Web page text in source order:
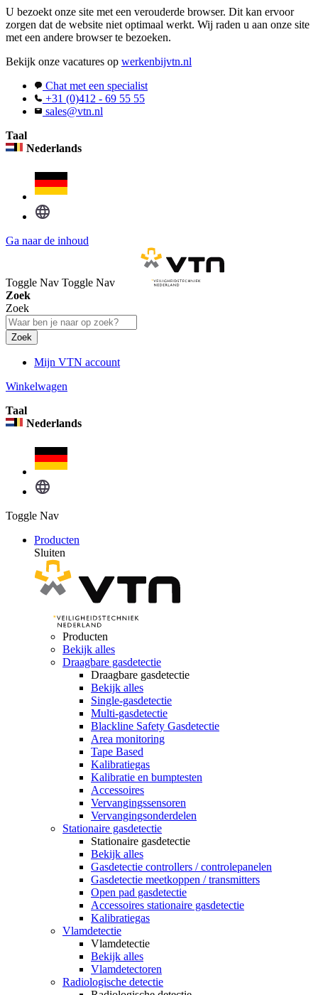
U bezoekt onze site met een verouderde browser. Dit kan ervoor
zorgen dat de website niet optimaal werkt. Wij raden u aan onze site
met een andere browser te bezoeken.
Bekijk onze vacatures op werkenbijvtn.nl
Chat met een specialist
+31 (0)412 - 69 55 55
sales@vtn.nl
Taal
Nederlands
Ga naar de inhoud
Toggle Nav Toggle Nav
Zoek
Zoek
Zoek
Mijn VTN account
Winkelwagen
Taal
Nederlands
Toggle Nav
Producten
Sluiten
Producten
Bekijk alles
Draagbare gasdetectie
Draagbare gasdetectie
Bekijk alles
Single-gasdetectie
Multi-gasdetectie
Blackline Safety Gasdetectie
Area monitoring
Tape Based
Kalibratiegas
Kalibratie en bumptesten
Accessoires
Vervangingssensoren
Vervangingsonderdelen
Stationaire gasdetectie
Stationaire gasdetectie
Bekijk alles
Gasdetectie controllers / controlepanelen
Gasdetectie meetkoppen / transmitters
Open pad gasdetectie
Accessoires stationaire gasdetectie
Kalibratiegas
Vlamdetectie
Vlamdetectie
Bekijk alles
Vlamdetectoren
Radiologische detectie